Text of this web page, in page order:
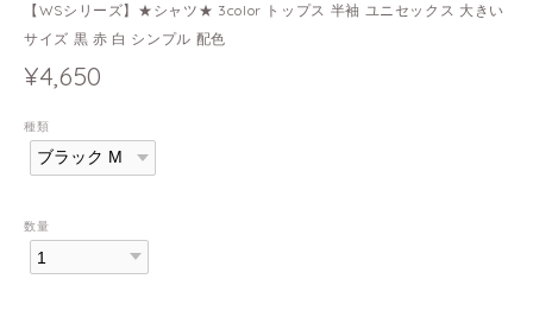
【WSシリーズ】★シャツ★ 3color トップス 半袖 ユニセックス 大きい
サイズ 黒 赤 白 シンプル 配色
¥4,650
種類
数量